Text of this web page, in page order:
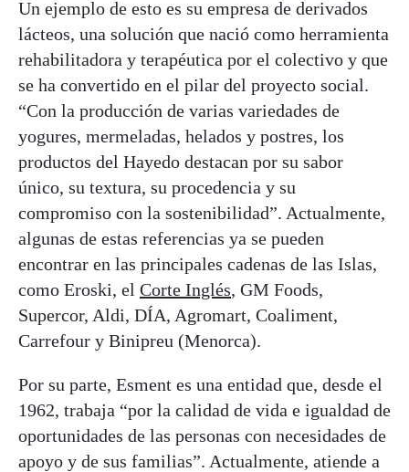
Un ejemplo de esto es su empresa de derivados
lácteos, una solución que nació como herramienta
rehabilitadora y terapéutica por el colectivo y que
se ha convertido en el pilar del proyecto social.
“Con la producción de varias variedades de
yogures, mermeladas, helados y postres, los
productos del Hayedo destacan por su sabor
único, su textura, su procedencia y su
compromiso con la sostenibilidad”. Actualmente,
algunas de estas referencias ya se pueden
encontrar en las principales cadenas de las Islas,
como Eroski, el Corte Inglés, GM Foods,
Supercor, Aldi, DÍA, Agromart, Coaliment,
Carrefour y Binipreu (Menorca).
Por su parte, Esment es una entidad que, desde el
1962, trabaja “por la calidad de vida e igualdad de
oportunidades de las personas con necesidades de
apoyo y de sus familias”. Actualmente, atiende a